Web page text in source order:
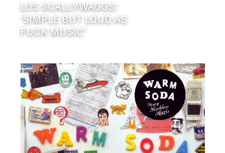
LOS SCALLYWAGGS:
‘SIMPLE BUT LOUD AS
FUCK MUSIC’